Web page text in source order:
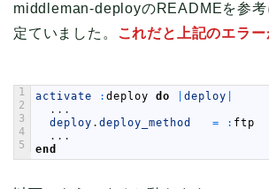
middleman-deployのREADMEを参考
定ていました。
これだと上記のエラー
1
2
3
4
5
activate : deploy do deploy
. . .
deploy . deploy_method = : ftp
. . .
end